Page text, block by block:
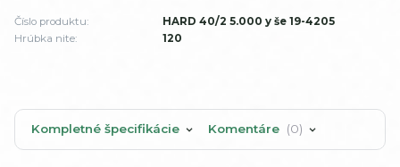
Číslo produktu:
HARD 40/2 5.000 y še 19-4205
Hrúbka nite:
120
Kompletné špecifikácie Komentáre 0